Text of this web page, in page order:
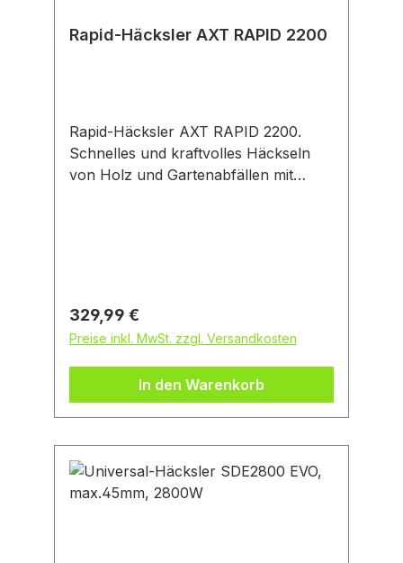
Rapid-Häcksler AXT RAPID 2200
Rapid-Häcksler AXT RAPID 2200.
Schnelles und kraftvolles Häckseln
von Holz und Gartenabfällen mit
dank OptiCut-Drehzahlsteuerung.
Wendemesser für kraftvolles und
effizientes Häckseln von bis zu 40
mm dicken Ästen. Häckselt mühelos
Holz und weiche Grünabfälle. Großer
Schnelleinfülltrichter mit praktischem
Ladungen. Stopfer. Kartonschachtel
Regulärer Preis:
329,99 €
Preise inkl. MwSt. zzgl. Versandkosten
In den Warenkorb